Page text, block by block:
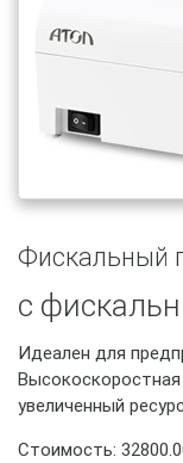
Фискальный
с
Идеален для
увеличенный
Стоимость: